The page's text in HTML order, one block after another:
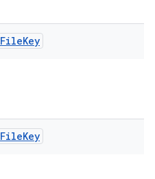
FileKey
FileKey